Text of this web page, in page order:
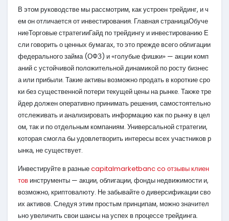
В этом руководстве мы рассмотрим, как устроен трейдинг, и ч
ем он отличается от инвестирования. Главная страницаОбуче
ниеТорговые стратегииГайд по трейдингу и инвестированию Е
сли говорить о ценных бумагах, то это прежде всего облигации
федерального займа (ОФЗ) и «голубые фишки» — акции комп
аний с устойчивой положительной динамикой по росту бизнес
а или прибыли. Такие активы возможно продать в короткие сро
ки без существенной потери текущей цены на рынке. Также тре
йдер должен оперативно принимать решения, самостоятельно
отслеживать и анализировать информацию как по рынку в цел
ом, так и по отдельным компаниям. Универсальной стратегии,
которая смогла бы удовлетворить интересы всех участников р
ынка, не существует.
Инвестируйте в разныеcapitalmarketbanc co отзывы клиен
тов инструменты — акции, облигации, фонды недвижимости и,
возможно, криптовалюту. Не забывайте о диверсификации сво
их активов. Следуя этим простым принципам, можно значител
ьно увеличить свои шансы на успех в процессе трейдинга.